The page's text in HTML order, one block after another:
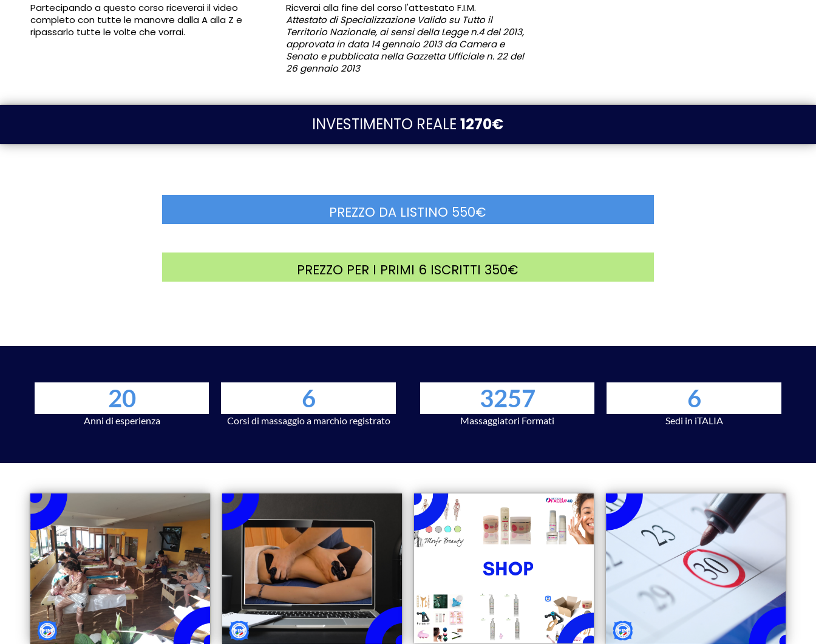
Partecipando a questo corso riceverai il video
completo con tutte le manovre dalla A alla Z e
ripassarlo tutte le volte che vorrai.
Ricverai alla fine del corso l'attestato F.I.M.
Attestato di Specializzazione Valido su Tutto il
Territorio Nazionale, ai sensi della Legge n.4 del 2013,
approvata in data 14 gennaio 2013 da Camera e
Senato e pubblicata nella Gazzetta Ufficiale n. 22 del
26 gennaio 2013
INVESTIMENTO REALE1270€
PREZZO DA LISTINO 550€
PREZZO PER I PRIMI 6 ISCRITTI 350€
20
Anni di esperienza
6
Corsi di massaggio a marchio registrato
3257
Massaggiatori Formati
6
Sedi in iTALIA